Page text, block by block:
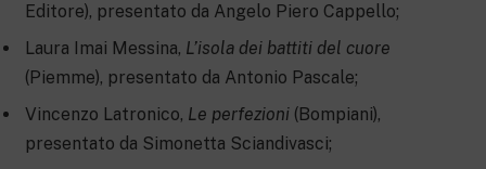
Editore), presentato da Angelo Piero Cappello;
Laura Imai Messina, L’isola dei battiti del cuore
(Piemme), presentato da Antonio Pascale;
Vincenzo Latronico, Le perfezioni (Bompiani),
presentato da Simonetta Sciandivasci;